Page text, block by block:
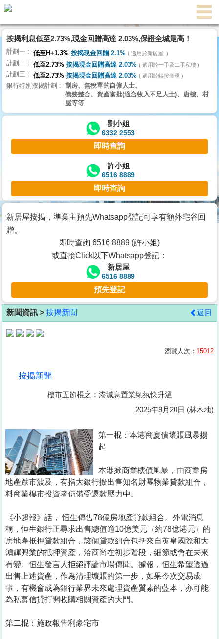
理
主
頁
搵
樓/
交
業
主
宅
谷
按
客
地
產
置
業
手
冊
於
我
們
按揭利息低至2.73%,現金回贈高達 2.03%,保證全城最高！
計劃一 低至H+1.3% 按揭現金回贈 2.1% 適用於新居屋
計劃二 低至2.73% 按揭現金回贈高達 2.03% 適用於一手及二手私樓
計劃三 低至2.73% 按揭現金回贈高達 2.03% 適用於轉按套現
銀行特別按揭計劃
劏房、無稅單的自僱人士、
債務整合、資產審批(適合收入不足人士)、唐樓、村
屋等等
劉小姐
6332 2553
即時查詢
許小姐
6516 8889
即時查詢
新居屋按揭，準業主預先Whatsapp登記可享有額外宅谷回
贈。
即時查詢 6516 8889 (許小姐)
或直接Click以下Whatsapp登記：
新居屋
6516 8889
預先登記
新聞資訊 > 按揭新聞 返回
瀏覽人次： 15012
按揭新聞
樓市五節棍之：港減息置業氣氛快升溫
2025年9月20日 (林木地)
第一棍：本港商廈債壞賬風暴揚
起
本港掀商業樓債風暴，由商業房
地產跌市波及，有指大銀行擬出售知名財團物業貸款組合，
料商業樓市投資者仍備受還款壓力中。
《小超報》話， 恒生傳售78億房地產貸款組合。外電消息
稱，恒生銀行正尋求出售總值逾10億美元（約78億港元）的
房地產抵押貸款組合，該個貸款組合包括來自英皇國際和大
鴻輝興業的抵押資產，洽商尚在初步階段，細節或會在未來
有變。恒生發言人拒絕評論市場傳聞。據報，恒生希望透過
出售上述資產，作為清理壞賬的第一步，如果今次交易成
事，有機會成為銀行業界未來處理資產質素的藍本，亦可能
為私募信貸打開收購相關資產的大門。
第二棍：施政報告利豪宅市